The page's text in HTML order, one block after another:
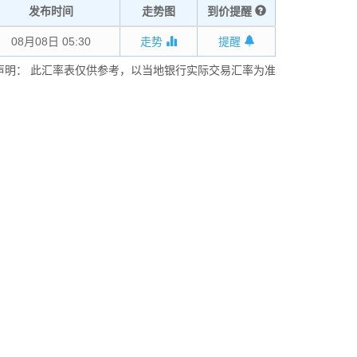
发布时间 走势图 到价提醒
08月08日 05:30 走势 提醒
明： 此汇率表仅供参考，以当地银行实际交易汇率为准